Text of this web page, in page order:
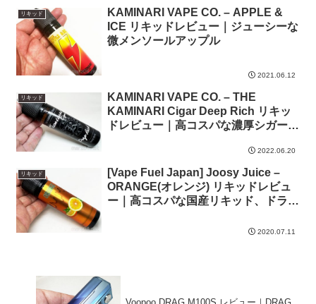
リキッド
KAMINARI VAPE CO. – APPLE &
ICE リキッドレビュー｜ジューシーな
微メンソールアップル
2021.06.12
リキッド
KAMINARI VAPE CO. – THE
KAMINARI Cigar Deep Rich リキッ
ドレビュー｜高コスパな濃厚シガー、
2022.06.20
リキッド
[Vape Fuel Japan] Joosy Juice –
ORANGE(オレンジ) リキッドレビュ
ー｜高コスパな国産リキッド、ドライ
2020.07.11